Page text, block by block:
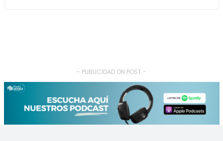
- PUBLICIDAD ON POST -